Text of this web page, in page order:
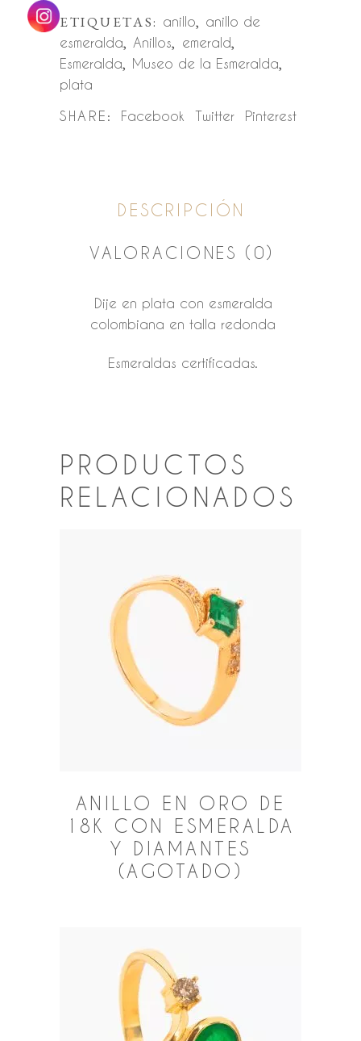
ETIQUETAS: anillo, anillo de
esmeralda,Anillos, emerald,
Esmeralda, Museo de la Esmeralda,
plata
SHARE:
Facebook Twitter Pinterest
DESCRIPCIÓN
VALORACIONES (0)
Dije en plata con esmeralda
colombiana en talla redonda
Esmeraldas certificadas.
PRODUCTOS
RELACIONADOS
ANILLO EN ORO DE
18K CON ESMERALDA
Y DIAMANTES
(AGOTADO)